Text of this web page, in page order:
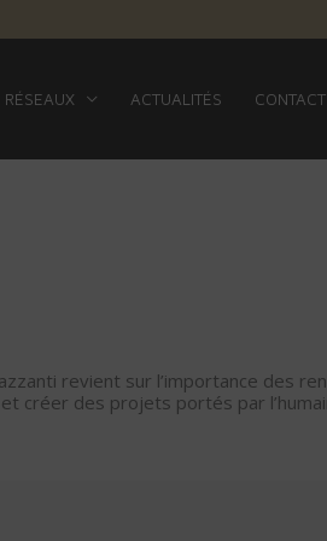
RÉSEAUX ACTUALITÉS CONTACT
revient sur l’importance des
créer des projets portés par